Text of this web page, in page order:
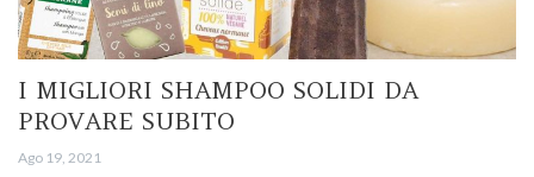
I MIGLIORI SHAMPOO SOLIDI DA
PROVARE SUBITO
Ago 19, 2021